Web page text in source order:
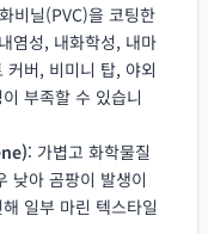
비닐(PVC)을 코팅한
염성, 내화학성, 내마
커버, 비미니 탑, 야외
부족할 수 있습니
: 가볍고 화학물질
낮아 곰팡이 발생이
일부 마린 텍스타일